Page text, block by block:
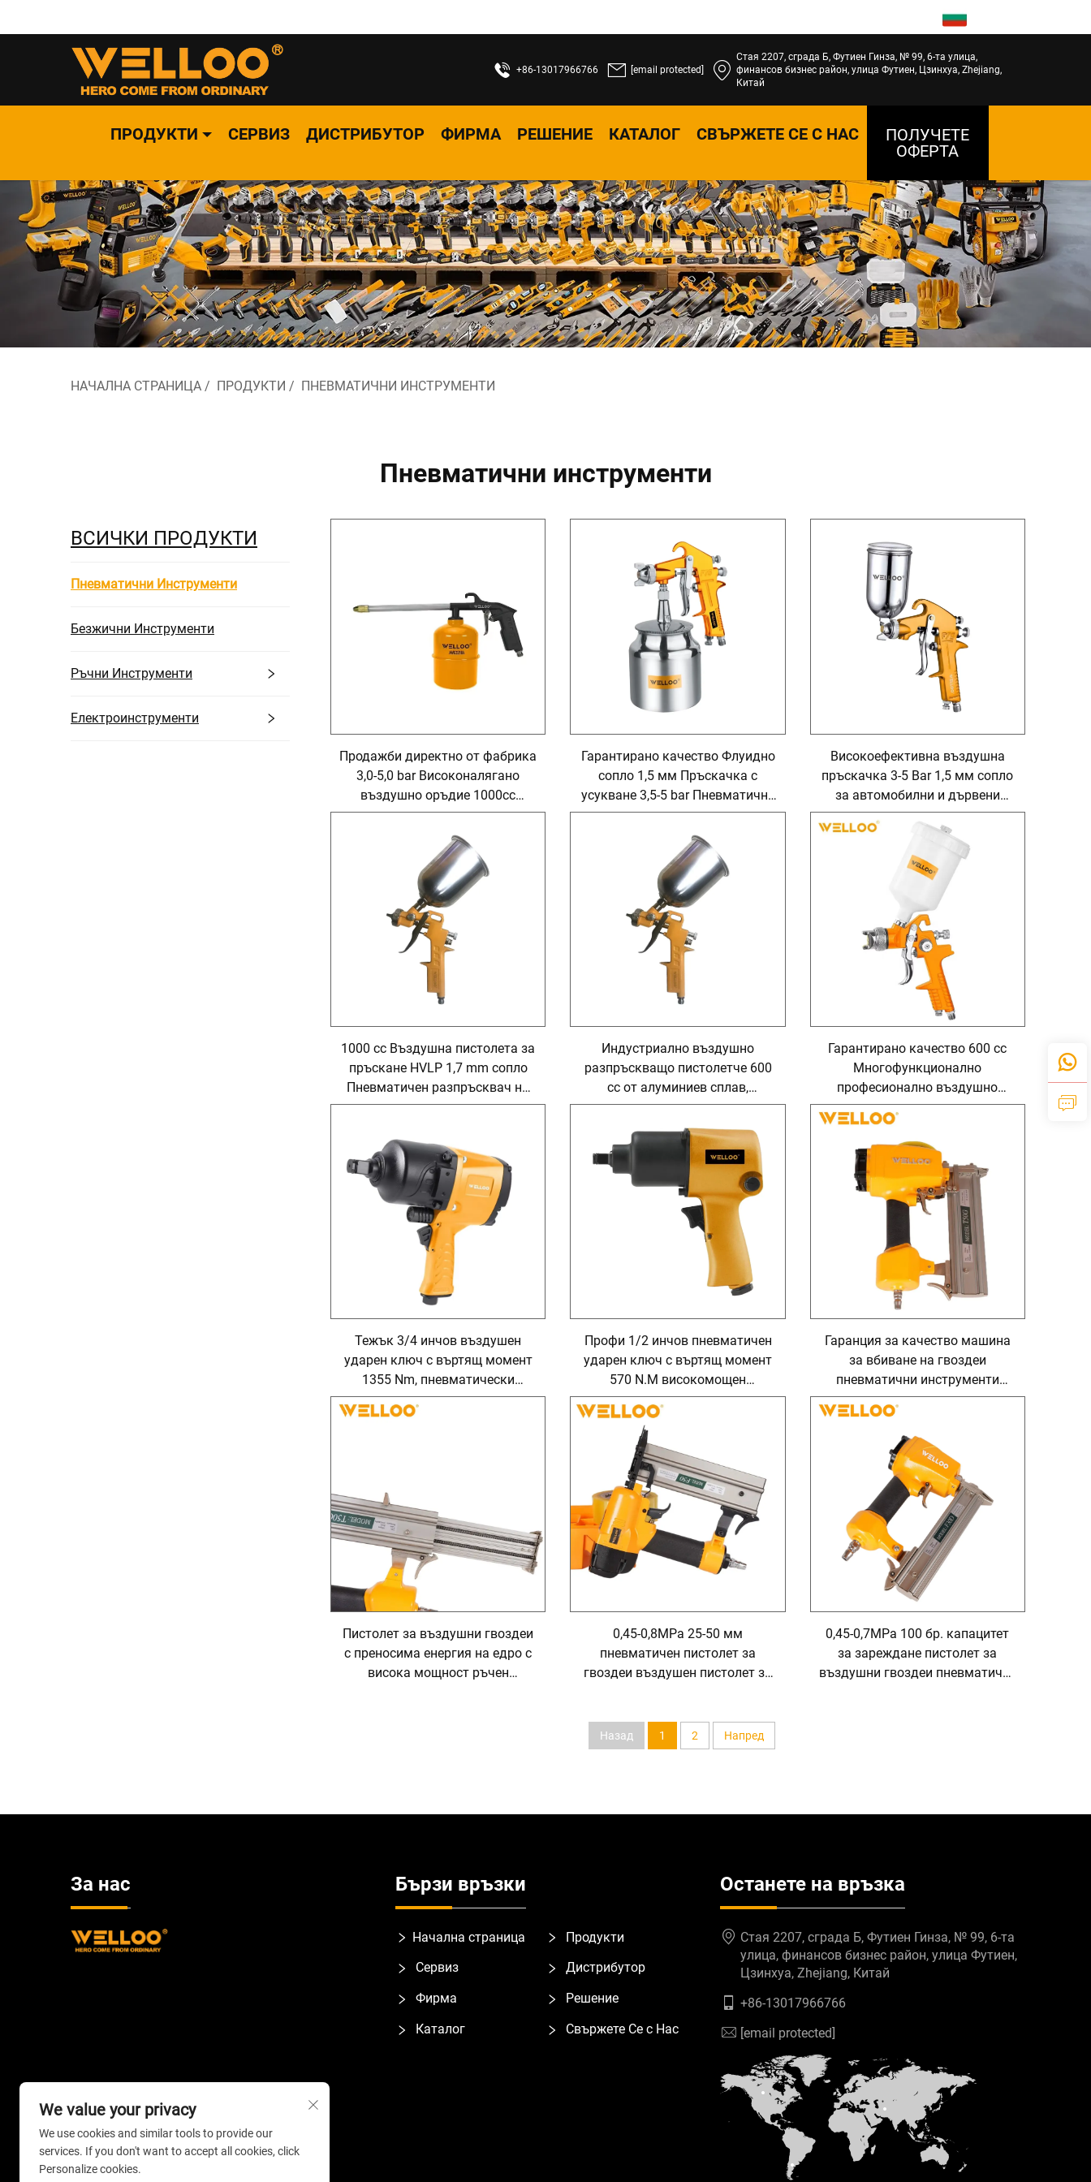
+86-13017966766 [email protected]
Стая 2207, сграда Б, Футиен Гинза, № 99, 6-та улица,
финансов бизнес район, улица Футиен, Цзинхуа, Zhejiang,
Китай
ПРОДУКТИ СЕРВИЗ ДИСТРИБУТОР ФИРМА РЕШЕНИЕ КАТАЛОГ СВЪРЖЕТЕ СЕ С НАС
ПОЛУЧЕТЕ
ОФЕРТА
НАЧАЛНА СТРАНИЦА / ПРОДУКТИ / ПНЕВМАТИЧНИ ИНСТРУМЕНТИ
Пневматични инструменти
ВСИЧКИ ПРОДУКТИ
Пневматични Инструменти
Безжични Инструменти
Ръчни Инструменти
Електроинструменти
Продажби директно от фабрика
3,0-5,0 bar Високоналягано
въздушно оръдие 1000cc
Въздушно миещо оръдие
Пневматично въздушно оръдие
Гарантирано качество Флуидно
сопло 1,5 мм Пръскачка с
усукване 3,5-5 bar Пневматична
пръскачка
Високоефективна въздушна
пръскачка 3-5 Bar 1,5 мм сопло
за автомобилни и дървени
покрития
1000 cc Въздушна пистолета за
пръскане HVLP 1,7 mm сопло
Пневматичен разпръсквач на
боя за автомобили и мебели
Индустриално въздушно
разпръскващо пистолетче 600
cc от алуминиев сплав,
подаване по гравитация при
високо налягане, пистолет за
Гарантирано качество 600 cc
Многофункционално
професионално въздушно
разпръскващо пистолетче,
преносимо пистолетче за
семейство
Тежък 3/4 инчов въздушен
ударен ключ с въртящ момент
1355 Nm, пневматически
електроинструмент за ремонт
на автомобили
Профи 1/2 инчов пневматичен
ударен ключ с въртящ момент
570 N.M високомощен
пневматичен инструмент
Гаранция за качество машина
за вбиване на гвоздеи
пневматични инструменти
машина за вбиване на дървени
гвоздеи
Пистолет за въздушни гвоздеи
с преносима енергия на едро с
висока мощност ръчен
0,45-0,8MPa 25-50 мм
пневматичен пистолет за
гвоздеи въздушен пистолет за
пневматичен пистолет за
гвоздеи
0,45-0,7MPa 100 бр. капацитет
за зареждане пистолет за
въздушни гвоздеи пневматичен
Назад 1 2 Напред
За нас Бързи връзки
Начална страница
Продукти
Сервиз
Дистрибутор
Фирма
Решение
Каталог
Свържете Се с Нас
Останете на връзка
Стая 2207, сграда Б, Футиен Гинза, № 99, 6-та
улица, финансов бизнес район, улица Футиен,
Цзинхуа, Zhejiang, Китай
+86-13017966766
[email protected]
We value your privacy
We use cookies and similar tools to provide our
services. If you don't want to accept all cookies, click
Personalize cookies.